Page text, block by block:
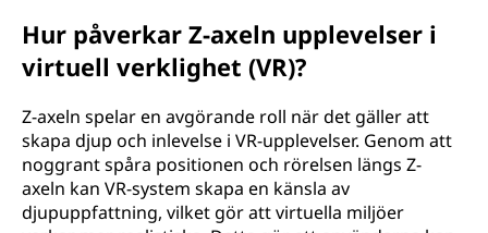
Hur påverkar Z-axeln upplevelser i
virtuell verklighet (VR)?
Z-axeln spelar en avgörande roll när det gäller att
skapa djup och inlevelse i VR-upplevelser. Genom att
noggrant spåra positionen och rörelsen längs Z-
axeln kan VR-system skapa en känsla av
djupuppfattning, vilket gör att virtuella miljöer